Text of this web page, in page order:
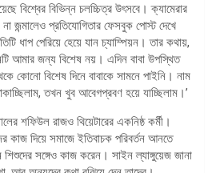
বিশ্বের বিভিন্ন চলচ্চিত্র উৎসবে। ক্যামেরার
জন্মালেও প্রতিযোগিতার ফেসবুক পোস্ট দেখে
ধাপ পেরিয়ে হেয়ে যান চ্যাম্পিয়ন। তার কথায়,
আমার জন্য বিশেষ নয়। এদিন বাবা উপস্থিত
কোনো বিশেষ দিনে বাবাকে সামনে পাইনি। নাম
তখন খুব আবেগপ্রবণ হয়ে যাচ্ছিলাম।’
শফিউল রাজও থিয়েটারের একনিষ্ঠ কর্মী।
কাজ দিয়ে সমাজে ইতিবাচক পরিবর্তন আনতে
শিশুদের সঙ্গেও কাজ করেন। সাইন ল্যাঙ্গুয়েজ জানা